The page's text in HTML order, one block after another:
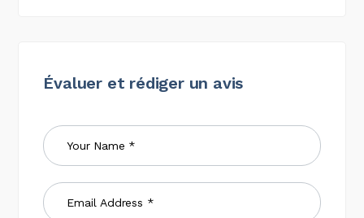
Évaluer et rédiger un avis